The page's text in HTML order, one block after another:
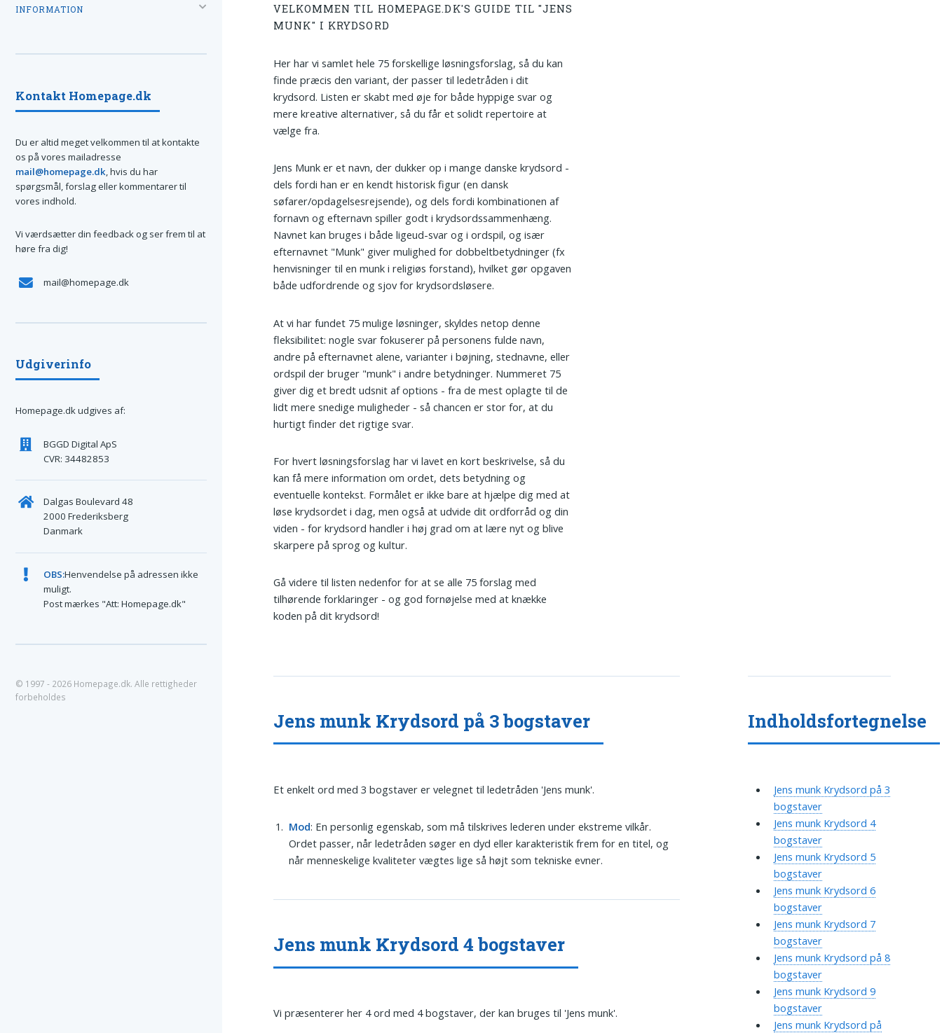
VELKOMMEN TIL HOMEPAGE.DK'S GUIDE TIL "JENS
MUNK" I KRYDSORD
Her har vi samlet hele 75 forskellige løsningsforslag, så du kan
finde præcis den variant, der passer til ledetråden i dit
krydsord. Listen er skabt med øje for både hyppige svar og
mere kreative alternativer, så du får et solidt repertoire at
vælge fra.
Jens Munk er et navn, der dukker op i mange danske krydsord -
dels fordi han er en kendt historisk figur (en dansk
søfarer/opdagelsesrejsende), og dels fordi kombinationen af
fornavn og efternavn spiller godt i krydsordssammenhæng.
Navnet kan bruges i både ligeud-svar og i ordspil, og især
efternavnet "Munk" giver mulighed for dobbeltbetydninger (fx
henvisninger til en munk i religiøs forstand), hvilket gør opgaven
både udfordrende og sjov for krydsordsløsere.
At vi har fundet 75 mulige løsninger, skyldes netop denne
fleksibilitet: nogle svar fokuserer på personens fulde navn,
andre på efternavnet alene, varianter i bøjning, stednavne, eller
ordspil der bruger "munk" i andre betydninger. Nummeret 75
giver dig et bredt udsnit af options - fra de mest oplagte til de
lidt mere snedige muligheder - så chancen er stor for, at du
hurtigt finder det rigtige svar.
For hvert løsningsforslag har vi lavet en kort beskrivelse, så du
kan få mere information om ordet, dets betydning og
eventuelle kontekst. Formålet er ikke bare at hjælpe dig med at
løse krydsordet i dag, men også at udvide dit ordforråd og din
viden - for krydsord handler i høj grad om at lære nyt og blive
skarpere på sprog og kultur.
Gå videre til listen nedenfor for at se alle 75 forslag med
tilhørende forklaringer - og god fornøjelse med at knække
koden på dit krydsord!
Jens munk Krydsord på 3 bogstaver
Et enkelt ord med 3 bogstaver er velegnet til ledetråden 'Jens munk'.
Mod: En personlig egenskab, som må tilskrives lederen under ekstreme vilkår.
Ordet passer, når ledetråden søger en dyd eller karakteristik frem for en titel, og
når menneskelige kvaliteter vægtes lige så højt som tekniske evner.
Jens munk Krydsord 4 bogstaver
Vi præsenterer her 4 ord med 4 bogstaver, der kan bruges til 'Jens munk'.
Indholdsfortegnelse
Jens munk Krydsord på 3
bogstaver
Jens munk Krydsord 4
bogstaver
Jens munk Krydsord 5
bogstaver
Jens munk Krydsord 6
bogstaver
Jens munk Krydsord 7
bogstaver
Jens munk Krydsord på 8
bogstaver
Jens munk Krydsord 9
bogstaver
Jens munk Krydsord på
INFORMATION
Kontakt Homepage.dk
Du er altid meget velkommen til at kontakte
os på vores mailadresse
mail@homepage.dk, hvis du har
spørgsmål, forslag eller kommentarer til
vores indhold.
Vi værdsætter din feedback og ser frem til at
høre fra dig!
mail@homepage.dk
Udgiverinfo
Homepage.dk udgives af:
BGGD Digital ApS
CVR: 34482853
Dalgas Boulevard 48
2000 Frederiksberg
Danmark
OBS:Henvendelse på adressen ikke
muligt.
Post mærkes "Att: Homepage.dk"
© 1997 - 2026 Homepage.dk. Alle rettigheder
forbeholdes